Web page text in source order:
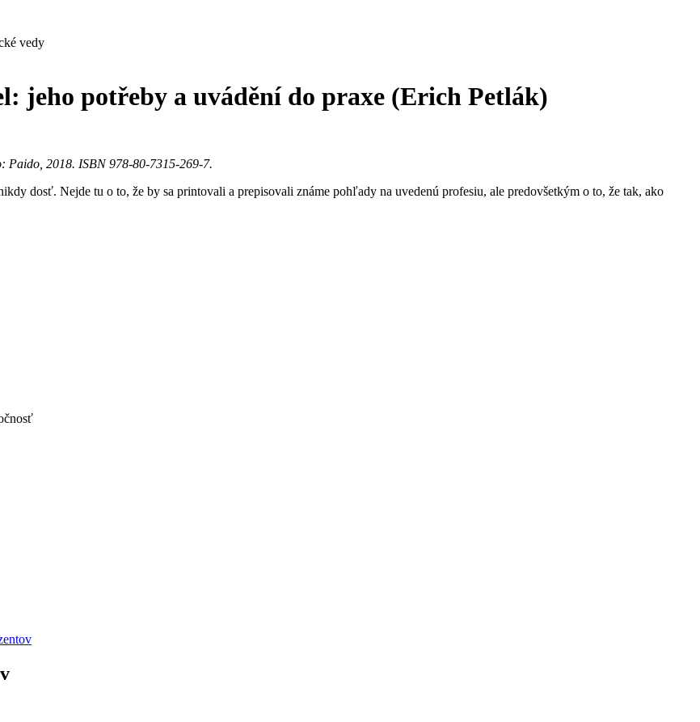
vedy
jeho potřeby a uvádění do praxe (Erich Petlák)
Paido, 2018. ISBN 978-80-7315-269-7.
dosť. Nejde tu o to, že by sa printovali a prepisovali známe pohľady na uvedenú profesiu, ale predovšetkým o to, že tak, ako